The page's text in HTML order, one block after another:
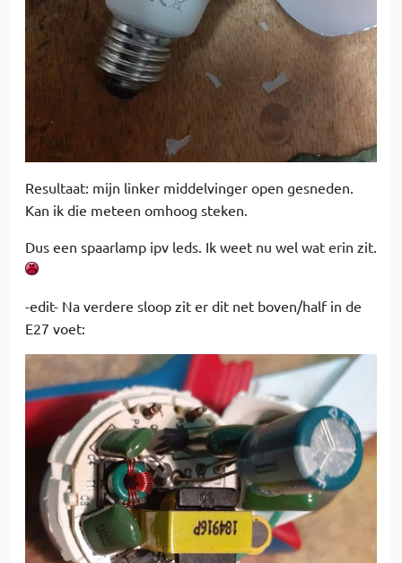
Resultaat: mijn linker middelvinger open gesneden.
Kan ik die meteen omhoog steken.
Dus een spaarlamp ipv leds. Ik weet nu wel wat erin zit.
-edit- Na verdere sloop zit er dit net boven/half in de
E27 voet: